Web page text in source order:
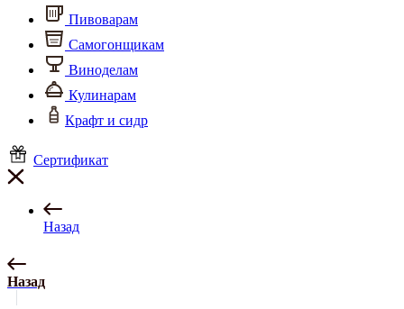
Пивоварам
Самогонщикам
Виноделам
Кулинарам
Крафт и сидр
Сертификат
Назад
Назад